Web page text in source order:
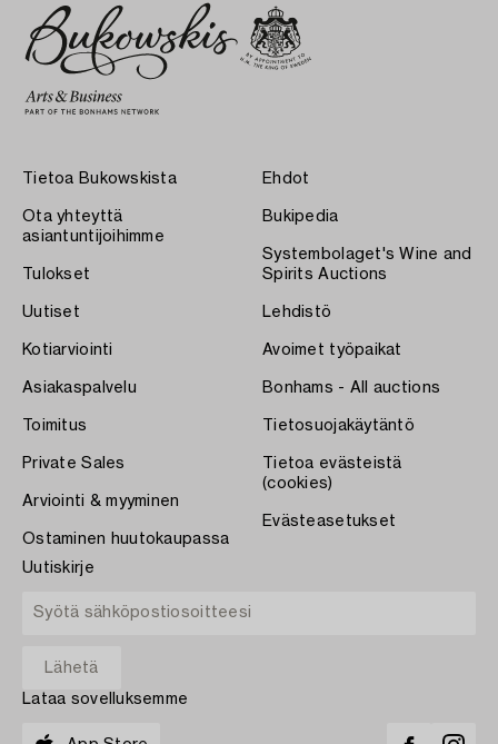
Tietoa Bukowskista
Ota yhteyttä
asiantuntijoihimme
Tulokset
Uutiset
Kotiarviointi
Asiakaspalvelu
Toimitus
Private Sales
Arviointi & myyminen
Ostaminen huutokaupassa
Ehdot
Bukipedia
Systembolaget's Wine and
Spirits Auctions
Lehdistö
Avoimet työpaikat
Bonhams - All auctions
Tietosuojakäytäntö
Tietoa evästeistä
(cookies)
Evästeasetukset
Uutiskirje
Lataa sovelluksemme